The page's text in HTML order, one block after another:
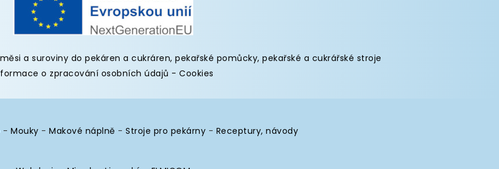
a suroviny do pekáren a cukráren,pekařské pomůcky,pekařské a cukrářské stroje
o zpracování osobních údajů -Cookies
- Mouky - Makové náplně - Stroje pro pekárny - Receptury, návody